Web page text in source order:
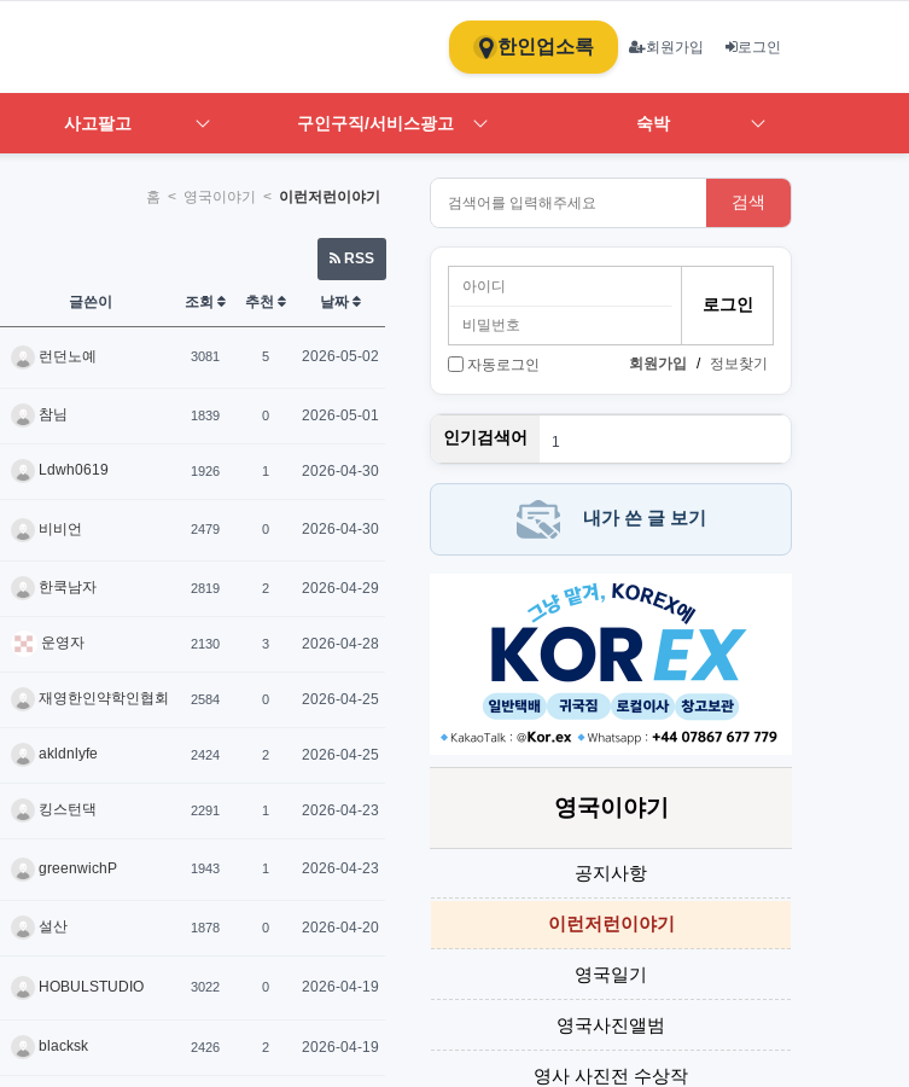
한인업소록 회원가입 로그인
사고팔고 구인구직/서비스광고 숙박
홈 < 영국이야기 < 이런저런이야기
RSS
글쓴이 조회 추천 날짜
런던노예 3081 5 2026-05-02
참님 1839 0 2026-05-01
Ldwh0619 1926 1 2026-04-30
비비언 2479 0 2026-04-30
한쿡남자 2819 2 2026-04-29
운영자 2130 3 2026-04-28
재영한인약학인협회 2584 0 2026-04-25
akldnlyfe 2424 2 2026-04-25
킹스턴댁 2291 1 2026-04-23
greenwichP 1943 1 2026-04-23
설산 1878 0 2026-04-20
HOBULSTUDIO 3022 0 2026-04-19
blacksk 2426 2 2026-04-19
검색
자동로그인 회원가입 / 정보찾기
인기검색어
1
h
PT
단기
내가 쓴 글 보기
영국이야기
공지사항
이런저런이야기
영국일기
영국사진앨범
영사 사진전 수상작